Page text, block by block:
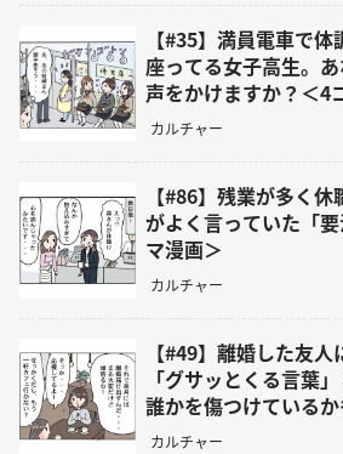
【#35】満員電車で体
座ってる女子高生。
声をかけますか？＜4
カルチャー
【#86】残業が多く
がよく言っていた「
マ漫画＞
カルチャー
【#49】離婚した友
「グサッとくる言葉
誰かを傷つけている
＞
カルチャー